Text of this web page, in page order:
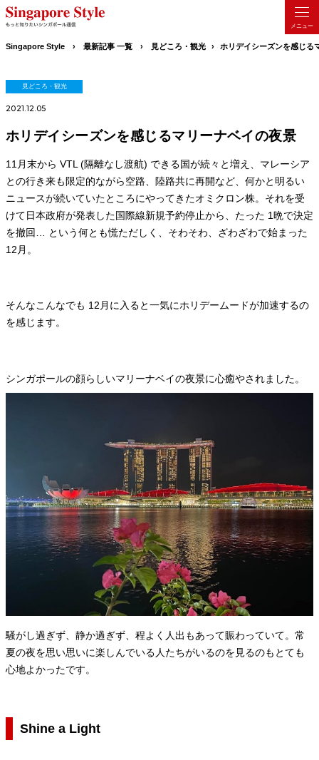
Singapore Style 最新記事 一覧 見どころ・観光 ホリデイシーズンを感じる
見どころ・観光
2021.12.05
ホリデイシーズンを感じるマリーナベイの夜景
11月末から VTL (隔離なし渡航) できる国が続々と増え、マレーシア
との行き来も限定的ながら空路、陸路共に再開など、何かと明るい
ニュースが続いていたところにやってきたオミクロン株。それを受
けて日本政府が発表した国際線新規予約停止から、たった 1晩で決定
を撤回… という何とも慌ただしく、そわそわ、ざわざわで始まった
12月。
そんなこんなでも 12月に入ると一気にホリデームードが加速するの
を感じます。
シンガポールの顔らしいマリーナベイの夜景に心癒やされました。
騒がし過ぎず、静か過ぎず、程よく人出もあって賑わっていて。常
夏の夜を思い思いに楽しんでいる人たちがいるのを見るのもとても
心地よかったです。
Shine a Light